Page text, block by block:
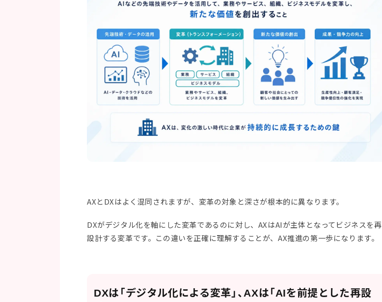
AXとDXはよく混同されますが、変革の対象と深さが根本的に異なります。
DXがデジタル化を軸にした変革であるのに対し、AXはAIが主体となってビジネスを再
設計する変革です。この違いを正確に理解することが、AX推進の第一歩になります。
DXは「デジタル化による変革」、AXは「AIを前提とした再設